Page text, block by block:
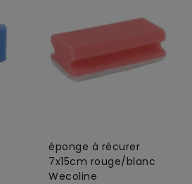
éponge à récurer
7x15cm rouge/blanc
Wecoline